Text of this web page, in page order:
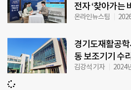
전자 ‘찾아가는
온라인뉴스팀
경기도재활공
동 보조기기 수
김강석 기자 2024